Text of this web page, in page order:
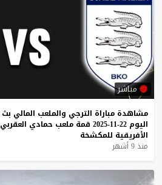
مباشر
مشاهدة مباراة الترجي والملعب المالي بث
اليوم 22-11-2025 قمة ملعب حمادي العقربي
الأفريقية للمكشخة
منذ 9 أشهر